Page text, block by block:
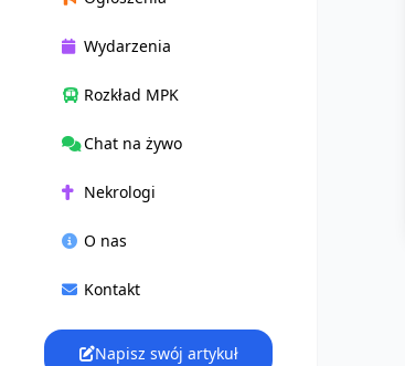
Wydarzenia
Rozkład MPK
Chat na żywo
Nekrologi
O nas
Kontakt
Napisz swój artykuł